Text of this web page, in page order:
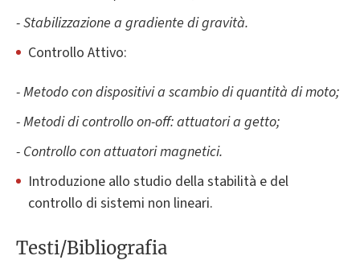
- Stabilizzazione a gradiente di gravità.
Controllo Attivo:
- Metodo con dispositivi a scambio di quantità di moto;
- Metodi di controllo on-off: attuatori a getto;
- Controllo con attuatori magnetici.
Introduzione allo studio della stabilità e del
controllo di sistemi non lineari.
Testi/Bibliografia